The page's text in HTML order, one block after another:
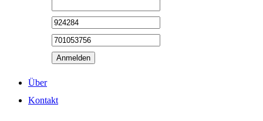
Anmelden
Über
Kontakt